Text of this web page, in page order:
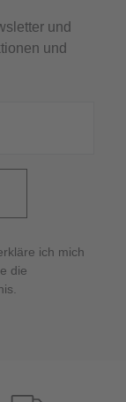
und
und
ich mich
die